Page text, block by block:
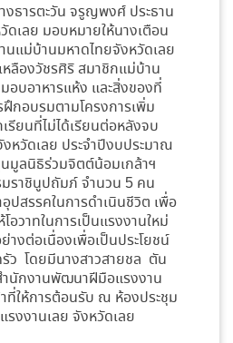
ธารตะวัน จรูญพงศ์ ประธาน
เลย มอบหมายให้นางเตือน
นแม่บ้านมหาดไทยจังหวัดเลย
ลืองวัชรศิริ สมาชิกแม่บ้าน
อบอาหารแห้ง และสิ่งของที่
กอบรมตามโครงการเพิ่ม
รียนที่ไม่ได้เรียนต่อหลังจบ
หวัดเลย ประจำปีงบประมาณ
มูลนิธิร่วมจิตต์น้อมเกล้าฯ
มราชินูปถัมภ์ จำนวน 5 คน
สรรคในการดำเนินชีวิต เพื่อ
โอวาทในการเป็นแรงงานใหม่
งต่อเนื่องเพื่อเป็นประโยชน์
ว โดยมีนางสาวสายชล ตัน
ำนักงานพัฒนาฝีมือแรงงาน
ที่ให้การต้อนรับ ณ ห้องประชุม
งงานเลย จังหวัดเลย